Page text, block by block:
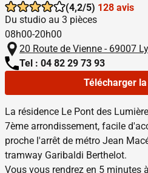
(4,2/5) 128 avis
Du studio au 3 pièces
08h00-20h00
20 Route de Vienne - 69007
Tel : 04 82 29 73 93
Télécharger
La résidence Le Pont des
7ème arrondissement, facile
proche l'arrêt de métro Jean
tramway Garibaldi Berthelot.
Vous vous rendrez en 5 minutes